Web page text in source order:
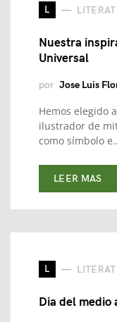
L
Nuestra
Universal
por Jose Luis
Hemos elegido
ilustrador de
como símbolo
LEER MAS
L
Dia del medio